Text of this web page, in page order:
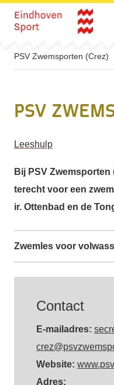
Direct naar de inhoud
PSV Zwemsporten (Crez)
PSV
Leeshulp
Bij PSV
terecht voor een
ir. Ottenbad en de
Zwemles voor
Contact
E-mailadres:
Website:
Adres: